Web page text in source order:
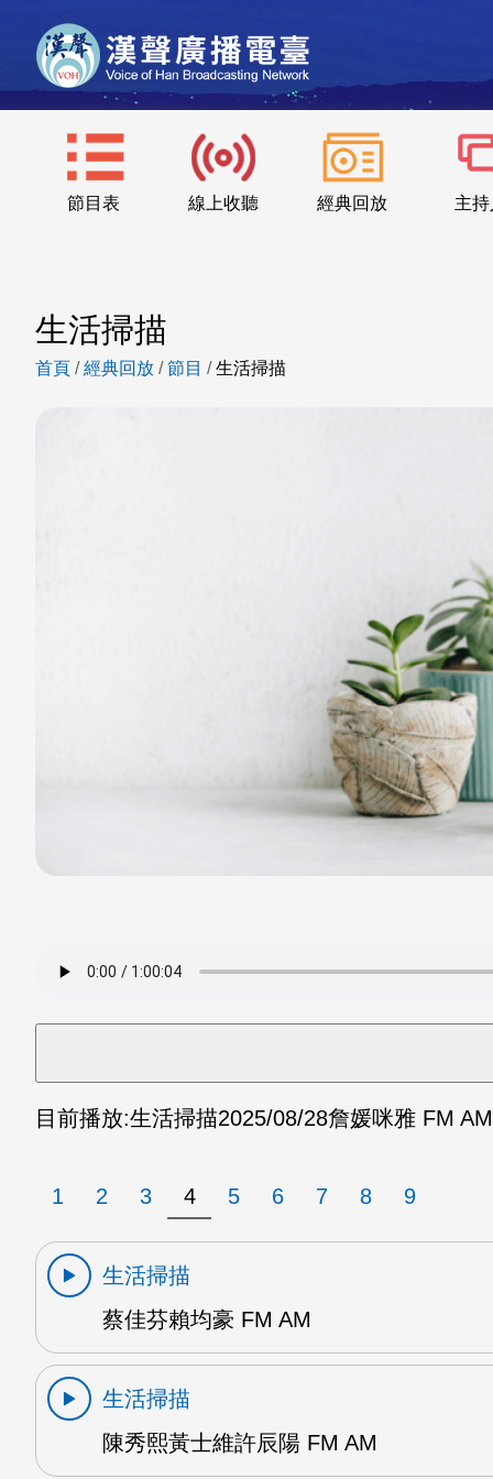
節目表 線上收聽 經典回放 主
生活掃描
首頁 /經典回放 /節目 /生活掃描
目前播放:生活掃描2025/08/28詹媛咪雅 FM AM
1 2 3 4 5 6 7 8 9
生活掃描
蔡佳芬賴均豪 FM AM
生活掃描
陳秀熙黃士維許辰陽 FM AM